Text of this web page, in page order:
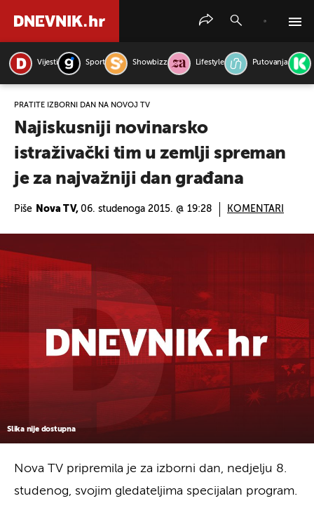
Vijesti Sport Showbizz Lifestyle Putovanja
PRATITE IZBORNI DAN NA NOVOJ TV
Najiskusniji novinarsko
istraživački tim u zemlji spreman
je za najvažniji dan građana
Piše Nova TV, 06. studenoga 2015. @ 19:28 KOMENTARI
Slika nije dostupna
Nova TV pripremila je za izborni dan, nedjelju 8.
studenog, svojim gledateljima specijalan program.
PRETRAŽITE VIJESTI